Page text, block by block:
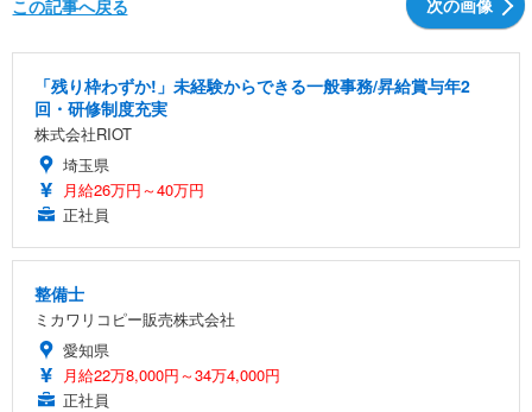
次の画像
この記事へ戻る
「残り枠わずか!」未経験からできる一般事務/昇給賞与年2
回・研修制度充実
株式会社RIOT
埼玉県
月給26万円～40万円
正社員
整備士
ミカワリコピー販売株式会社
愛知県
月給22万8,000円～34万4,000円
正社員